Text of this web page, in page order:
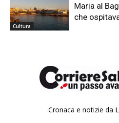
Cultura
Maria al
che
Cronaca e notizie da